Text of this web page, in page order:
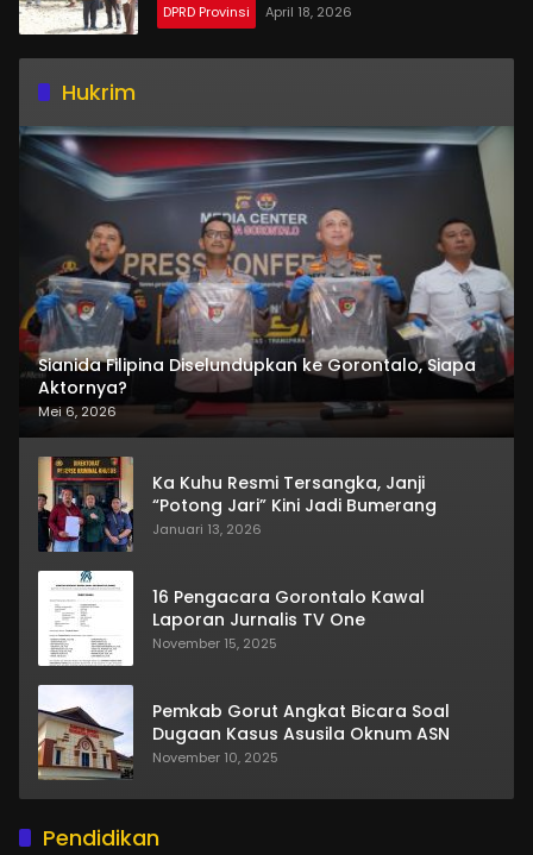
DPRD Provinsi April 18, 2026
Hukrim
Sianida Filipina Diselundupkan ke Gorontalo, Siapa
Aktornya?
Mei 6, 2026
Ka Kuhu Resmi Tersangka, Janji
“Potong Jari” Kini Jadi Bumerang
Januari 13, 2026
16 Pengacara Gorontalo Kawal
Laporan Jurnalis TV One
November 15, 2025
Pemkab Gorut Angkat Bicara Soal
Dugaan Kasus Asusila Oknum ASN
November 10, 2025
Pendidikan